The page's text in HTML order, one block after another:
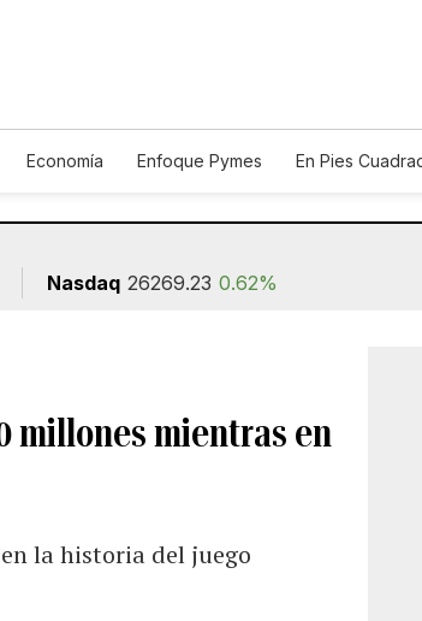
Economía Enfoque Pymes En Pies
Nasdaq 26269.23 0.62%
millones mientras en
la historia del juego